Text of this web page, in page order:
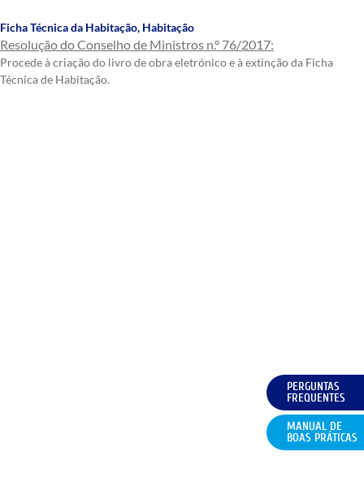
Ficha Técnica da Habitação, Habitação
Resolução do Conselho de Ministros n.º 76/2017:
Procede à criação do livro de obra eletrónico e à extinção da Ficha
Técnica de Habitação.
PERGUNTAS
FREQUENTES
MANUAL DE
BOAS PRÁTICAS